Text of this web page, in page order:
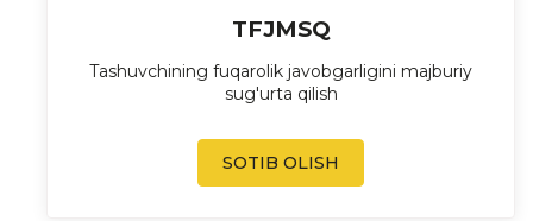
TFJMSQ
Tashuvchining fuqarolik javobgarligini majburiy
sug'urta qilish
SOTIB OLISH